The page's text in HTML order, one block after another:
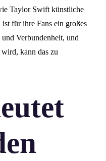
Taylor Swift künstliche
für ihre Fans ein großes
Verbundenheit, und
kann das zu